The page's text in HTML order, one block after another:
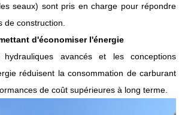
seaux) sont pris en charge pour répondre
de construction.
d'économiser l'énergie
avancés et les conceptions
réduisent la consommation de carburant
de coût supérieures à long terme.